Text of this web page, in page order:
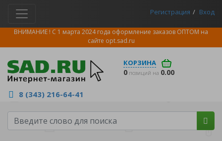
Регистрация Вход
ВНИМАНИЕ ! С 1 марта 2024 года оформление заказов ОПТОМ на
сайте opt.sad.ru
КОРЗИНА
0 позиций на 0.00
8 (343) 216-64-41